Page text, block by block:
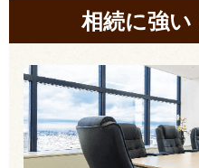
相続に強い